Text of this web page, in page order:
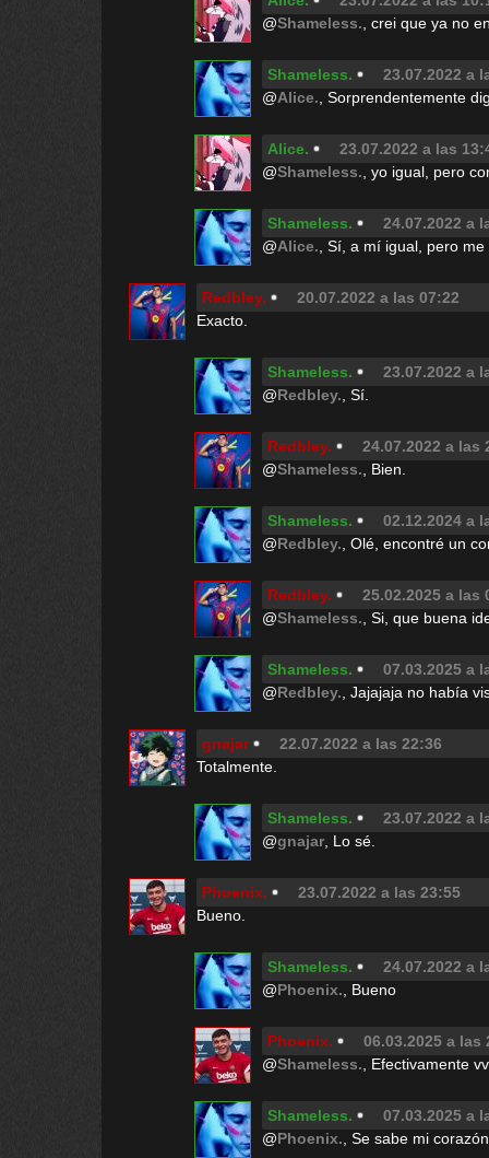
@Shameless. , crei que ya no
Shameless.
23.07.2022 a
@Alice. , Sorprendentemente
Alice.
23.07.2022 a las
@Shameless. , yo igual, pero
Shameless.
24.07.2022 a
@Alice. , Sí, a mí igual, pero
Redbley.
20.07.2022 a las 07:22
Exacto.
Shameless.
23.07.2022 a
@Redbley. , Sí.
Redbley.
24.07.2022 a las
@Shameless. , Bien.
Shameless.
02.12.2024 a
@Redbley. , Olé, encontré un
Redbley.
25.02.2025 a las
@Shameless. , Si, que buena
Shameless.
07.03.2025 a
@Redbley. , Jajajaja no había
gnajar
22.07.2022 a las 22:36
Totalmente.
Shameless.
23.07.2022 a
@gnajar , Lo sé.
Phoenix.
23.07.2022 a las 23:55
Bueno.
Shameless.
24.07.2022 a
@Phoenix. , Bueno
Phoenix.
06.03.2025 a las
@Shameless. , Efectivamente vv
Shameless.
07.03.2025 a
@Phoenix. , Se sabe mi